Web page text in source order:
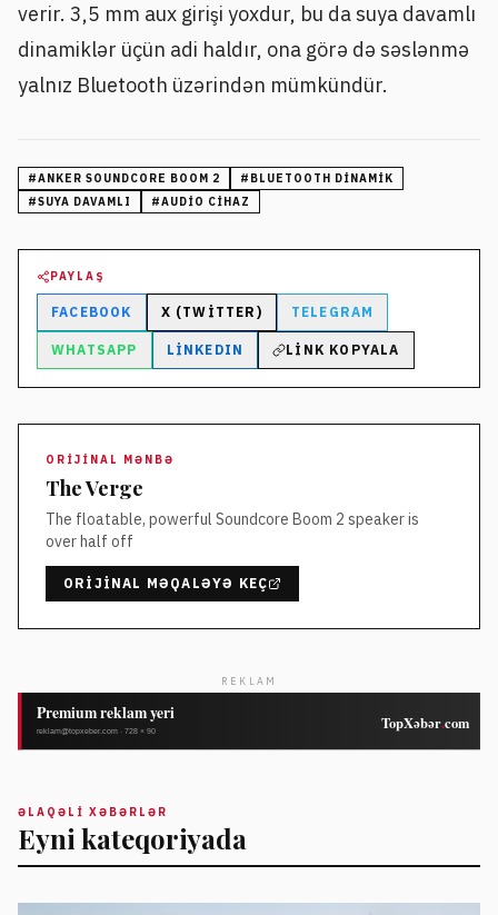
verir. 3,5 mm aux girişi yoxdur, bu da suya davamlı
dinamiklər üçün adi haldır, ona görə də səslənmə
yalnız Bluetooth üzərindən mümkündür.
#ANKER SOUNDCORE BOOM 2 # BLUETOOTH DINAMIK
#SUYA DAVAMLI #AUDIO CIHAZ
PAYLAŞ
FACEBOOK X (TWITTER) TELEGRAM
WHATSAPP LINKEDIN LINK KOPYALA
ORIJINAL MƏNBƏ
The Verge
The floatable, powerful Soundcore Boom 2 speaker is
over half off
ORIJINAL MƏQALƏYƏ KEÇ
REKLAM
ƏLAQƏLI XƏBƏRLƏR
Eyni kateqoriyada